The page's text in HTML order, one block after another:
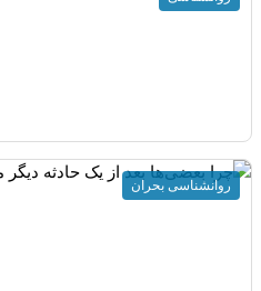
روانشناسی بحران